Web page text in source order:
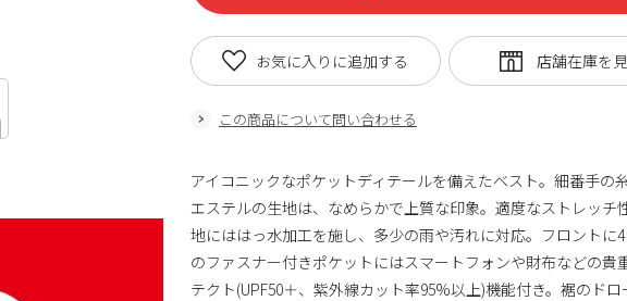
この商品について問い合わせる
お気に入りに追加する
アイコニックなポケットディテールを備えたベスト。細番手の
エステルの生地は、なめらかで上質な印象。適度なストレッチ
地にははっ水加工を施し、多少の雨や汚れに対応。フロントに
のファスナー付きポケットにはスマートフォンや財布などの貴
テクト(UPF50＋、紫外線カット率95%以上)機能付き。裾のド